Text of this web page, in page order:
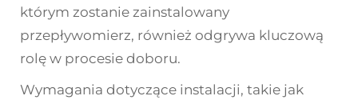
którym zostanie zainstalowany
przepływomierz, również odgrywa kluczową
rolę w procesie doboru.
Wymagania dotyczące instalacji, takie jak